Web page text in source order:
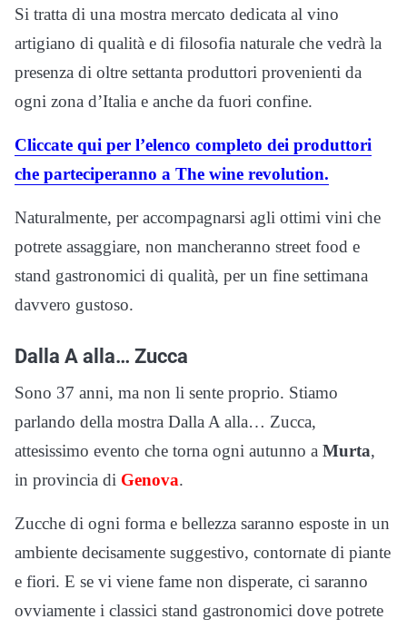
Si tratta di una mostra mercato dedicata al vino
artigiano di qualità e di filosofia naturale che vedrà la
presenza di oltre settanta produttori provenienti da
ogni zona d’Italia e anche da fuori confine.
Cliccate qui per l’elenco completo dei produttori
che parteciperanno a The wine revolution.
Naturalmente, per accompagnarsi agli ottimi vini che
potrete assaggiare, non mancheranno street food e
stand gastronomici di qualità, per un fine settimana
davvero gustoso.
Dalla A alla… Zucca
Sono 37 anni, ma non li sente proprio. Stiamo
parlando della mostra Dalla A alla… Zucca,
attesissimo evento che torna ogni autunno a Murta,
in provincia di Genova.
Zucche di ogni forma e bellezza saranno esposte in un
ambiente decisamente suggestivo, contornate di piante
e fiori. E se vi viene fame non disperate, ci saranno
ovviamente i classici stand gastronomici dove potrete